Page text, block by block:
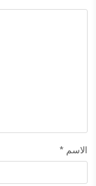
الاسم *